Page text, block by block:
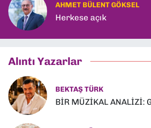
AHMET BÜLENT GÖKSEL
Herkese açık
Alıntı Yazarlar
BEKTAŞ TÜRK
BİR MÜZİKAL ANALİZİ: